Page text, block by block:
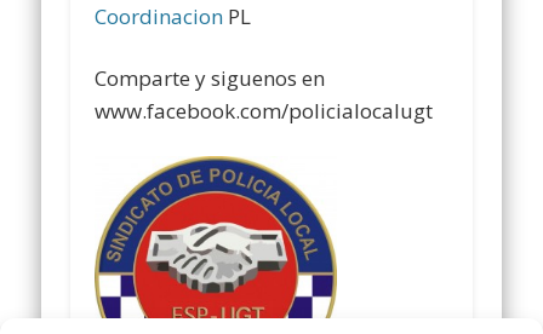
Coordinacion PL
Comparte y siguenos en
www.facebook.com/policialocalugt